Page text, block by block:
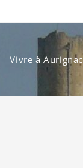
Vivre à Aurignac